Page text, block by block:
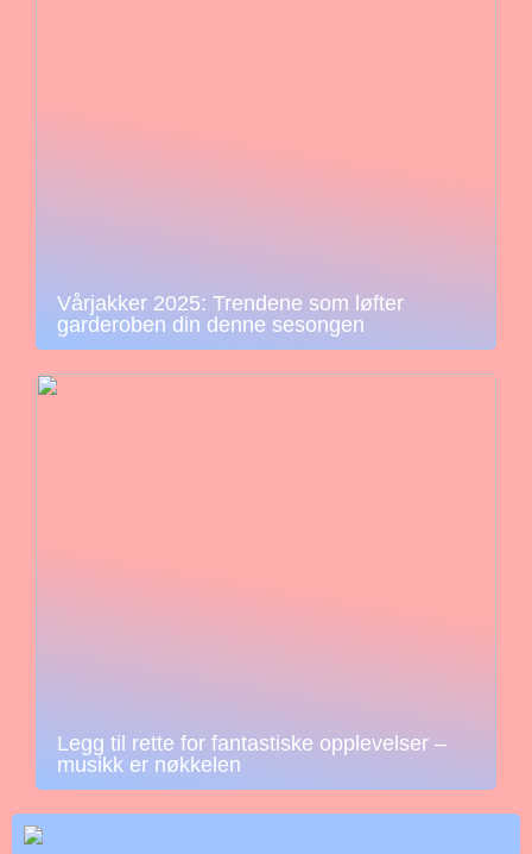
Vårjakker 2025: Trendene som løfter
garderoben din denne sesongen
Legg til rette for fantastiske opplevelser –
musikk er nøkkelen